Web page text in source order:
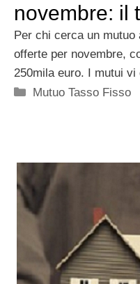
novembre: il
Per chi cerca un
offerte per novembre,
250mila euro. I mutui vi
Categorie
Mutuo Tasso Fisso